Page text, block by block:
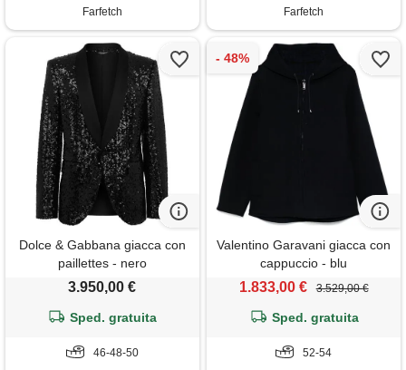
Farfetch Farfetch
Dolce & Gabbana giacca con
paillettes - nero
3.950,00 €
Sped. gratuita
46-48-50
Valentino Garavani giacca con
cappuccio - blu
1.833,00 € 3.529,00 €
Sped. gratuita
52-54